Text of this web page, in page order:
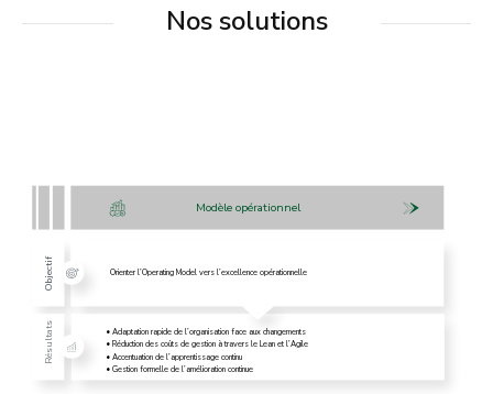
Nos solutions
Modèle opérationnel
Orienter l’Operating Model vers l’excellence opérationnelle
•Adaptation rapide de l’organisation face aux changements
•Réduction des coûts de gestion à travers le Lean et l’Agile
•Accentuation de l’apprentissage continu
•Gestion formelle de l’amélioration continue
Objectif
Résultats